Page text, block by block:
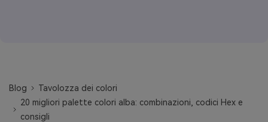
Blog
Tavolozza dei colori
20 migliori palette colori alba: combinazioni, codici Hex e
consigli